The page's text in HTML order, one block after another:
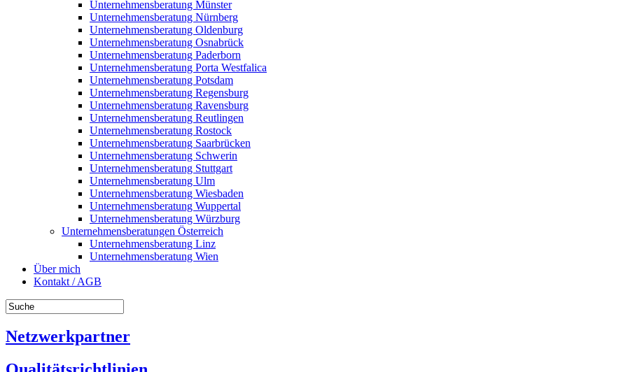
Unternehmensberatung Münster
Unternehmensberatung Nürnberg
Unternehmensberatung Oldenburg
Unternehmensberatung Osnabrück
Unternehmensberatung Paderborn
Unternehmensberatung Porta Westfalica
Unternehmensberatung Potsdam
Unternehmensberatung Regensburg
Unternehmensberatung Ravensburg
Unternehmensberatung Reutlingen
Unternehmensberatung Rostock
Unternehmensberatung Saarbrücken
Unternehmensberatung Schwerin
Unternehmensberatung Stuttgart
Unternehmensberatung Ulm
Unternehmensberatung Wiesbaden
Unternehmensberatung Wuppertal
Unternehmensberatung Würzburg
Unternehmensberatungen Österreich
Unternehmensberatung Linz
Unternehmensberatung Wien
Über mich
Kontakt / AGB
Netzwerkpartner